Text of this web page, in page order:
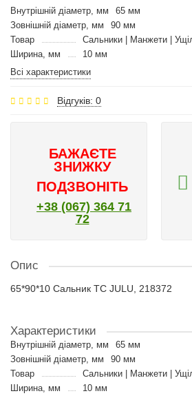
Внутрішній діаметр, мм
65 мм
Зовнішній діаметр, мм
90 мм
Товар
Сальники | Манжети |
Ширина, мм
10 мм
Всі характеристики
Відгуків: 0
БАЖАЄТЕ
ЗНИЖКУ
ПОДЗВОНІТЬ
+38 (067) 364 71
72
Опис
65*90*10 Сальник TC JULU, 218372
Характеристики
Внутрішній діаметр, мм
65 мм
Зовнішній діаметр, мм
90 мм
Товар
Сальники | Манжети |
Ширина, мм
10 мм